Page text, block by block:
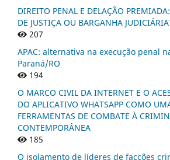
DIREITO PENAL E DELAÇÃO
DE JUSTIÇA OU BARGANHA
207
APAC: alternativa na execução penal
Paraná/RO
194
O MARCO CIVIL DA INTERNET E O
DO APLICATIVO WHATSAPP COMO
FERRAMENTAS DE COMBATE À
CONTEMPORÂNEA
185
O isolamento de líderes de facções